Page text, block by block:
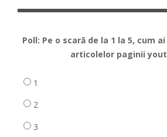
Poll: Pe o scară de la 1 la 5, cum
articolelor paginii
1
2
3